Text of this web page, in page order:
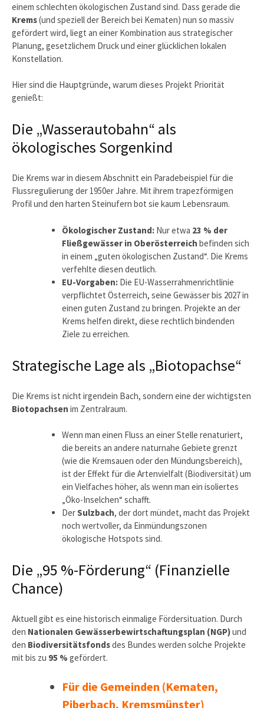
einem schlechten ökologischen Zustand sind. Dass gerade die
Krems(und speziell der Bereich bei Kematen) nun so massiv
gefördert wird, liegt an einer Kombination aus strategischer
Planung, gesetzlichem Druck und einer glücklichen lokalen
Konstellation.
Hier sind die Hauptgründe, warum dieses Projekt Priorität
genießt:
Die „Wasserautobahn“ als
ökologisches Sorgenkind
Die Krems war in diesem Abschnitt ein Paradebeispiel für die
Flussregulierung der 1950er Jahre. Mit ihrem trapezförmigen
Profil und den harten Steinufern bot sie kaum Lebensraum.
Ökologischer Zustand: Nur etwa 23 % der
Fließgewässer in Oberösterreich befinden sich
in einem „guten ökologischen Zustand“. Die Krems
verfehlte diesen deutlich.
EU-Vorgaben: Die EU-Wasserrahmenrichtlinie
verpflichtet Österreich, seine Gewässer bis 2027 in
einen guten Zustand zu bringen. Projekte an der
Krems helfen direkt, diese rechtlich bindenden
Ziele zu erreichen.
Strategische Lage als „Biotopachse“
Die Krems ist nicht irgendein Bach, sondern eine der wichtigsten
Biotopachsen im Zentralraum.
Wenn man einen Fluss an einer Stelle renaturiert,
die bereits an andere naturnahe Gebiete grenzt
(wie die Kremsauen oder den Mündungsbereich),
ist der Effekt für die Artenvielfalt (Biodiversität) um
ein Vielfaches höher, als wenn man ein isoliertes
„Öko-Inselchen“ schafft.
DerSulzbach, der dort mündet, macht das Projekt
noch wertvoller, da Einmündungszonen
ökologische Hotspots sind.
Die „95 %-Förderung“ (Finanzielle
Chance)
Aktuell gibt es eine historisch einmalige Fördersituation. Durch
den Nationalen Gewässerbewirtschaftungsplan (NGP)und
den Biodiversitätsfondsdes Bundes werden solche Projekte
mit bis zu 95 % gefördert.
Für die Gemeinden (Kematen,
Piberbach, Kremsmünster)